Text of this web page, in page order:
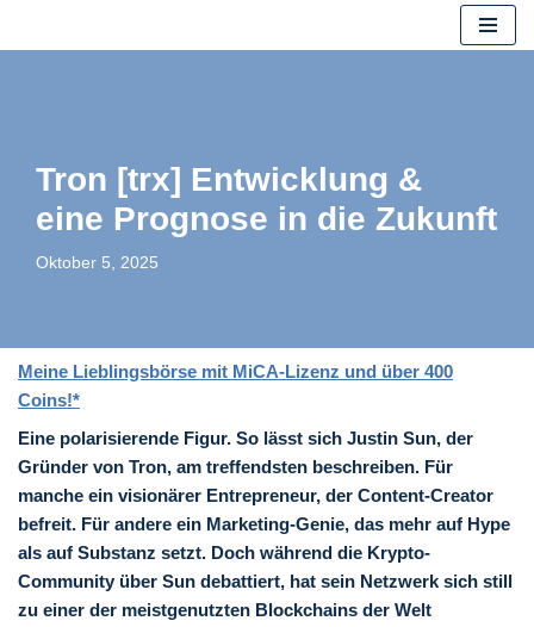
Tron [trx] Entwicklung &
eine Prognose in die Zukunft
Oktober 5, 2025
Meine Lieblingsbörse mit MiCA-Lizenz und über 400
Coins!*
Eine polarisierende Figur. So lässt sich Justin Sun, der
Gründer von Tron, am treffendsten beschreiben. Für
manche ein visionärer Entrepreneur, der Content-Creator
befreit. Für andere ein Marketing-Genie, das mehr auf Hype
als auf Substanz setzt. Doch während die Krypto-
Community über Sun debattiert, hat sein Netzwerk sich still
zu einer der meistgenutzten Blockchains der Welt